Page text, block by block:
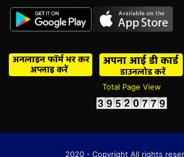
Total Page View
2020 - Copyright All rights